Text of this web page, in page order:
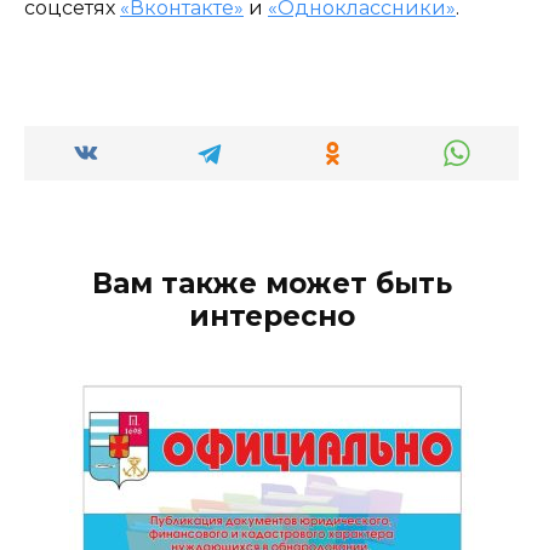
соцсетях «Вконтакте» и «Одноклассники».
Вам также может быть
интересно